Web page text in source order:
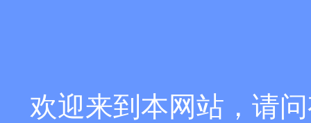
欢迎来到本网站，请